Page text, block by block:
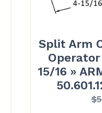
Split Arm
Operator
15/16 »
$